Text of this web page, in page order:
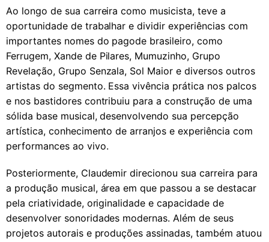
Ao longo de sua carreira como musicista, teve a
oportunidade de trabalhar e dividir experiências com
importantes nomes do pagode brasileiro, como
Ferrugem, Xande de Pilares, Mumuzinho, Grupo
Revelação, Grupo Senzala, Sol Maior e diversos outros
artistas do segmento. Essa vivência prática nos palcos
e nos bastidores contribuiu para a construção de uma
sólida base musical, desenvolvendo sua percepção
artística, conhecimento de arranjos e experiência com
performances ao vivo.
Posteriormente, Claudemir direcionou sua carreira para
a produção musical, área em que passou a se destacar
pela criatividade, originalidade e capacidade de
desenvolver sonoridades modernas. Além de seus
projetos autorais e produções assinadas, também atuou